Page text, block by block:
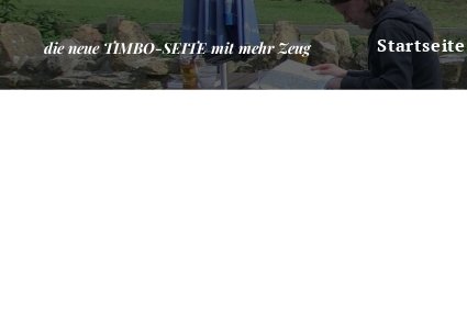
die neue TIMBO-SEITE mit mehr Zeug Startseite